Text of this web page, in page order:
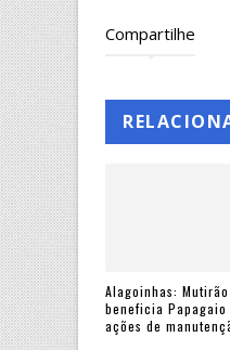
Compartilhe
Alagoinhas:
beneficia
ações de